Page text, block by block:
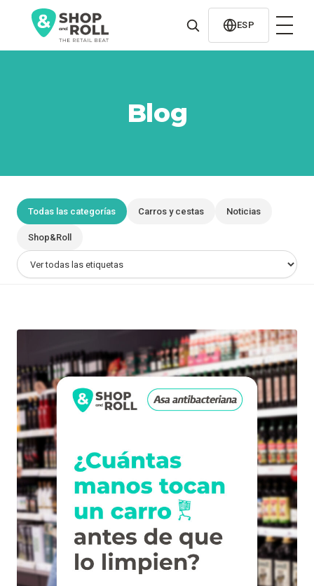
contenido
ESP
Blog
Todas las categorías Carros y cestas Noticias
Shop&Roll